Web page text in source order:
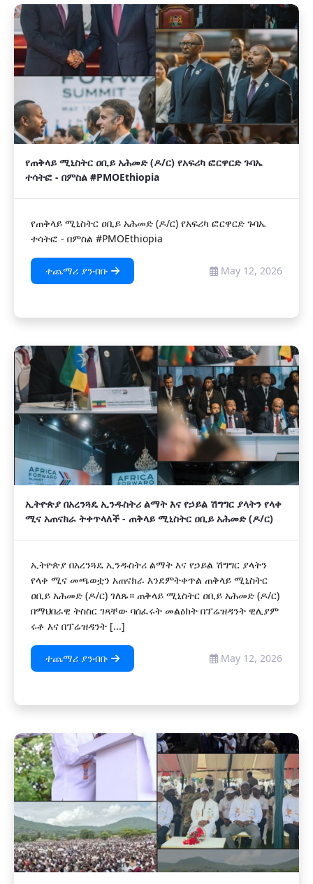
የጠቅላይ ሚኒስትር ዐቢይ አሕመድ (ዶ/ር) የአፍሪካ ፎርዋርድ ጉባኤ
ተሳትፎ - በምስል #PMOEthiopia
የጠቅላይ ሚኒስትር ዐቢይ አሕመድ (ዶ/ር) የአፍሪካ ፎርዋርድ ጉባኤ
ተሳትፎ - በምስል #PMOEthiopia
ተጨማሪ ያንብቡ May 12, 2026
ኢትዮጵያ በአረንጓዴ ኢንዱስትሪ ልማት እና የኃይል ሽግግር ያላትን የላቀ
ሚና አጠናክራ ትቀጥላለች - ጠቅላይ ሚኒስትር ዐቢይ አሕመድ (ዶ/ር)
ኢትዮጵያ በአረንጓዴ ኢንዱስትሪ ልማት እና የኃይል ሽግግር ያላትን
የላቀ ሚና መጫወቷን አጠናክራ እንደምትቀጥል ጠቅላይ ሚኒስትር
ዐቢይ አሕመድ (ዶ/ር) ገለጹ። ጠቅላይ ሚኒስትር ዐቢይ አሕመድ (ዶ/ር)
በማህበራዊ ትስስር ገጻቸው ባሰፈሩት መልዕክት በፕሬዝዳንት ዊሊያም
ሩቶ እና በፕሬዝዳንት [...]
ተጨማሪ ያንብቡ May 12, 2026